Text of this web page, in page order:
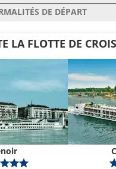
DE DÉPART
LA FLOTTE DE